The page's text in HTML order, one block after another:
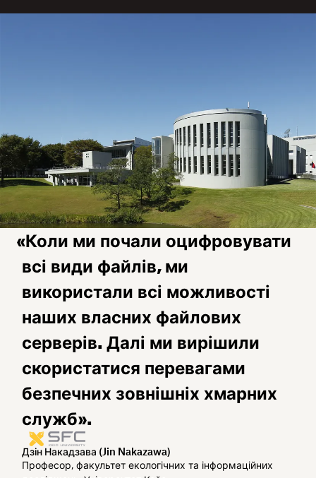
«Коли ми почали оцифровувати
всі види файлів, ми
використали всі можливості
наших власних файлових
серверів. Далі ми вирішили
скористатися перевагами
безпечних зовнішніх хмарних
служб».
Дзін Накадзава (Jin Nakazawa)
Професор, факультет екологічних та інформаційних